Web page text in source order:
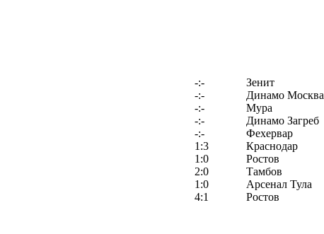
-:-
Зенит
-:-
Динамо Москва
-:-
Мура
-:-
Динамо Загреб
-:-
Фехервар
1:3
Краснодар
1:0
Ростов
2:0
Тамбов
1:0
Арсенал Тула
4:1
Ростов